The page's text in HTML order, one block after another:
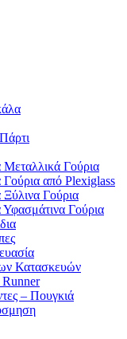
Μεταλλικά Γούρια
Γούρια από Plexiglass
Ξύλινα Γούρια
Υφασμάτινα Γούρια
Κατασκευών
– Πουγκιά